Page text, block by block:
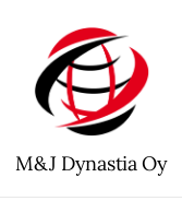
M&J Dynastia Oy